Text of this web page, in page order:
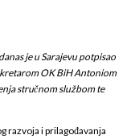
je u Sarajevu potpisao
OK BiH Antoniom
stručnom službom te
razvoja i prilagođavanja